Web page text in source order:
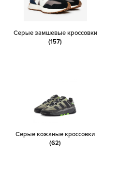
Серые замшевые кроссовки
(157)
Серые кожаные кроссовки
(62)